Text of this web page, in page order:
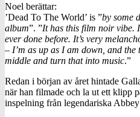
Noel berättar:
’Dead To The World’ is ”by some
album”. ”It has this film noir vibe.
ever done before. It’s very
– I’m as up as I am down, and
middle and turn that into music.”
Redan i början av året hintade
när han filmade och la ut ett klipp
inspelning från legendariska